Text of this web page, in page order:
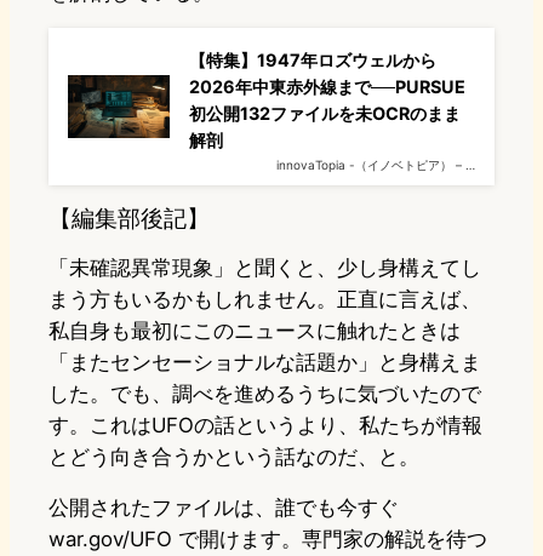
【特集】1947年ロズウェルから
2026年中東赤外線まで──PURSUE
初公開132ファイルを未OCRのまま
解剖
innovaTopia -（イノベトピア） – …
【編集部後記】
「未確認異常現象」と聞くと、少し身構えてし
まう方もいるかもしれません。正直に言えば、
私自身も最初にこのニュースに触れたときは
「またセンセーショナルな話題か」と身構えま
した。でも、調べを進めるうちに気づいたので
す。これはUFOの話というより、私たちが情報
とどう向き合うかという話なのだ、と。
公開されたファイルは、誰でも今すぐ
war.gov/UFO で開けます。専門家の解説を待つ